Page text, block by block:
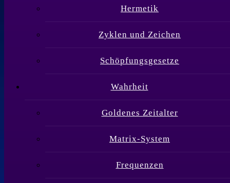
Hermetik
Zyklen und Zeichen
Schöpfungsgesetze
Wahrheit
Goldenes Zeitalter
Matrix-System
Frequenzen